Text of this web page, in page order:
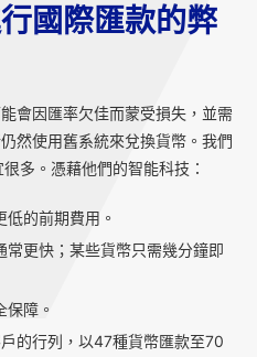
國際匯款的弊
會因匯率欠佳而蒙受損失，並需
然使用舊系統來兌換貨幣。我們
很多。憑藉他們的智能科技：
的前期費用。
常更快；某些貨幣只需幾分鐘即
障。
的行列，以47種貨幣匯款至70